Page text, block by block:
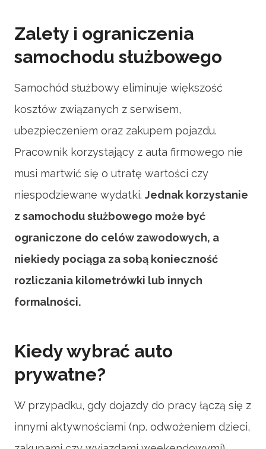
Zalety i ograniczenia
samochodu służbowego
Samochód służbowy eliminuje większość
kosztów związanych z serwisem,
ubezpieczeniem oraz zakupem pojazdu.
Pracownik korzystający z auta firmowego nie
musi martwić się o utratę wartości czy
niespodziewane wydatki. Jednak korzystanie
z samochodu służbowego może być
ograniczone do celów zawodowych, a
niekiedy pociąga za sobą konieczność
rozliczania kilometrówki lub innych
formalności.
Kiedy wybrać auto
prywatne?
W przypadku, gdy dojazdy do pracy łączą się z
innymi aktywnościami (np. odwożeniem dzieci,